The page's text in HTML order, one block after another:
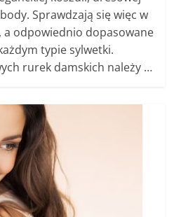
Sprawdzają się więc w
a odpowiednio dopasowane
typie sylwetki.
rurek damskich należy …